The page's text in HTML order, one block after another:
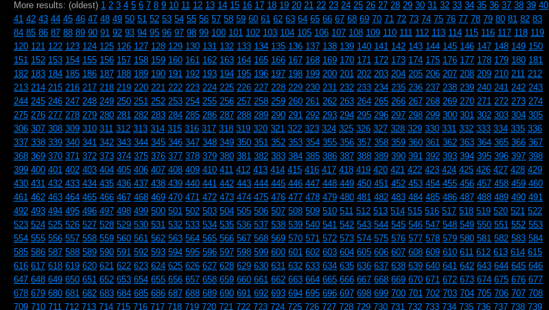
More results: (oldest) 1 2 3 4 5 6 7 8 9 10 11 12 13 14 15 16 17 18 19 20 21 22 23 24 25 26 27 28 29 30 31 32 33 34 35 36 37 38 39 40
41 42 43 44 45 46 47 48 49 50 51 52 53 54 55 56 57 58 59 60 61 62 63 64 65 66 67 68 69 70 71 72 73 74 75 76 77 78 79 80 81 82 83
84 85 86 87 88 89 90 91 92 93 94 95 96 97 98 99 100 101 102 103 104 105 106 107 108 109 110 111 112 113 114 115 116 117 118 119
120 121 122 123 124 125 126 127 128 129 130 131 132 133 134 135 136 137 138 139 140 141 142 143 144 145 146 147 148 149 150
151 152 153 154 155 156 157 158 159 160 161 162 163 164 165 166 167 168 169 170 171 172 173 174 175 176 177 178 179 180 181
182 183 184 185 186 187 188 189 190 191 192 193 194 195 196 197 198 199 200 201 202 203 204 205 206 207 208 209 210 211 212
213 214 215 216 217 218 219 220 221 222 223 224 225 226 227 228 229 230 231 232 233 234 235 236 237 238 239 240 241 242 243
244 245 246 247 248 249 250 251 252 253 254 255 256 257 258 259 260 261 262 263 264 265 266 267 268 269 270 271 272 273 274
275 276 277 278 279 280 281 282 283 284 285 286 287 288 289 290 291 292 293 294 295 296 297 298 299 300 301 302 303 304 305
306 307 308 309 310 311 312 313 314 315 316 317 318 319 320 321 322 323 324 325 326 327 328 329 330 331 332 333 334 335 336
337 338 339 340 341 342 343 344 345 346 347 348 349 350 351 352 353 354 355 356 357 358 359 360 361 362 363 364 365 366 367
368 369 370 371 372 373 374 375 376 377 378 379 380 381 382 383 384 385 386 387 388 389 390 391 392 393 394 395 396 397 398
399 400 401 402 403 404 405 406 407 408 409 410 411 412 413 414 415 416 417 418 419 420 421 422 423 424 425 426 427 428 429
430 431 432 433 434 435 436 437 438 439 440 441 442 443 444 445 446 447 448 449 450 451 452 453 454 455 456 457 458 459 460
461 462 463 464 465 466 467 468 469 470 471 472 473 474 475 476 477 478 479 480 481 482 483 484 485 486 487 488 489 490 491
492 493 494 495 496 497 498 499 500 501 502 503 504 505 506 507 508 509 510 511 512 513 514 515 516 517 518 519 520 521 522
523 524 525 526 527 528 529 530 531 532 533 534 535 536 537 538 539 540 541 542 543 544 545 546 547 548 549 550 551 552 553
554 555 556 557 558 559 560 561 562 563 564 565 566 567 568 569 570 571 572 573 574 575 576 577 578 579 580 581 582 583 584
585 586 587 588 589 590 591 592 593 594 595 596 597 598 599 600 601 602 603 604 605 606 607 608 609 610 611 612 613 614 615
616 617 618 619 620 621 622 623 624 625 626 627 628 629 630 631 632 633 634 635 636 637 638 639 640 641 642 643 644 645 646
647 648 649 650 651 652 653 654 655 656 657 658 659 660 661 662 663 664 665 666 667 668 669 670 671 672 673 674 675 676 677
678 679 680 681 682 683 684 685 686 687 688 689 690 691 692 693 694 695 696 697 698 699 700 701 702 703 704 705 706 707 708
709 710 711 712 713 714 715 716 717 718 719 720 721 722 723 724 725 726 727 728 729 730 731 732 733 734 735 736 737 738 739